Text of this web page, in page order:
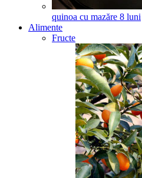
quinoa cu mazăre 8 luni
Alimente
Fructe